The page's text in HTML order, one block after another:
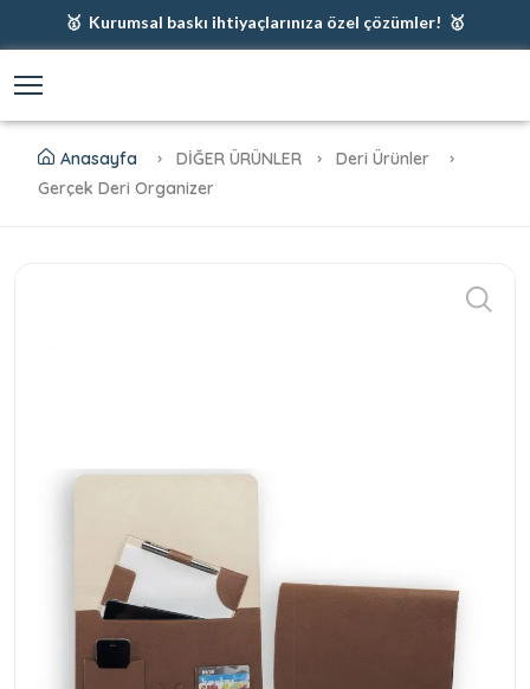
🥇 Kurumsal baskı ihtiyaçlarınıza özel çözümler! 🥇
🥇 Fiyatlarımıza baskı ve kargo dahildir! 🥇
Anasayfa DİĞER ÜRÜNLER
Deri Ürünler
Gerçek Deri Organizer